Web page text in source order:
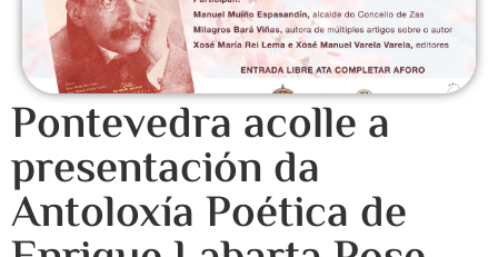
Pontevedra acolle a
presentación da
Antoloxía Poética de